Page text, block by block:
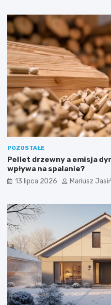
POZOSTAŁE
Pellet drzewny a emisja
wpływa na spalanie?
13 lipca 2026 Mariusz